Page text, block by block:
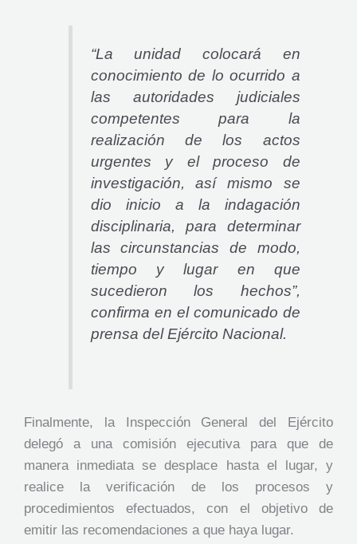
“La unidad colocará en
conocimiento de lo ocurrido a
las autoridades judiciales
competentes para la
realización de los actos
urgentes y el proceso de
investigación, así mismo se
dio inicio a la indagación
disciplinaria, para determinar
las circunstancias de modo,
tiempo y lugar en que
sucedieron los hechos”,
confirma en el comunicado de
prensa del Ejército Nacional.
Finalmente, la Inspección General del Ejército
delegó a una comisión ejecutiva para que de
manera inmediata se desplace hasta el lugar, y
realice la verificación de los procesos y
procedimientos efectuados, con el objetivo de
emitir las recomendaciones a que haya lugar.